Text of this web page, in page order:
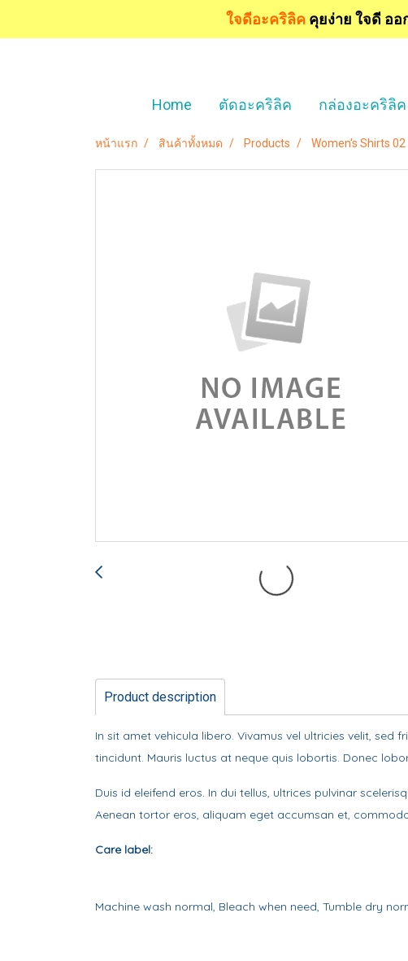
ใจดีอะคริลิค คุยง่าย ใจดี อ
Home ตัดอะคริลิค กล่องอะคริลิค
หน้าแรก สินค้าทั้งหมด Products Women's Shirts 02
Product description
In sit amet vehicula libero. Vivamus vel ultricies velit,
tincidunt. Mauris luctus at neque quis lobortis. Donec
Duis id eleifend eros. In dui tellus, ultrices pulvinar
Aenean tortor eros, aliquam eget accumsan et,
Care label:
Machine wash normal, Bleach when need, Tumble dry